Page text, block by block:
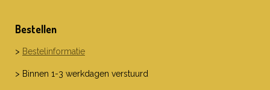
Bestellen
> Bestelinformatie
> Binnen 1-3 werkdagen verstuurd